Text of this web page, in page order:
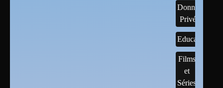
Données
Privées
Educatif
Films
et
Séries